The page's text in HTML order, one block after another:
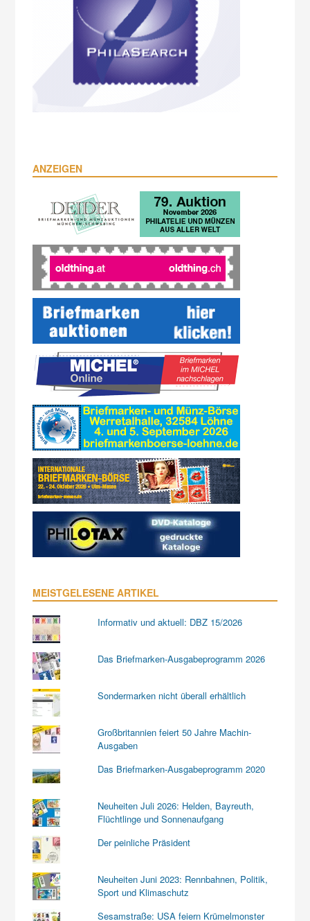
ANZEIGEN
MEISTGELESENE ARTIKEL
Informativ und aktuell: DBZ 15/2026
Das Briefmarken-Ausgabeprogramm 2026
Sondermarken nicht überall erhältlich
Großbritannien feiert 50 Jahre Machin-
Ausgaben
Das Briefmarken-Ausgabeprogramm 2020
Neuheiten Juli 2026: Helden, Bayreuth,
Flüchtlinge und Sonnenaufgang
Der peinliche Präsident
Neuheiten Juni 2023: Rennbahnen, Politik,
Sport und Klimaschutz
Sesamstraße: USA feiern Krümelmonster